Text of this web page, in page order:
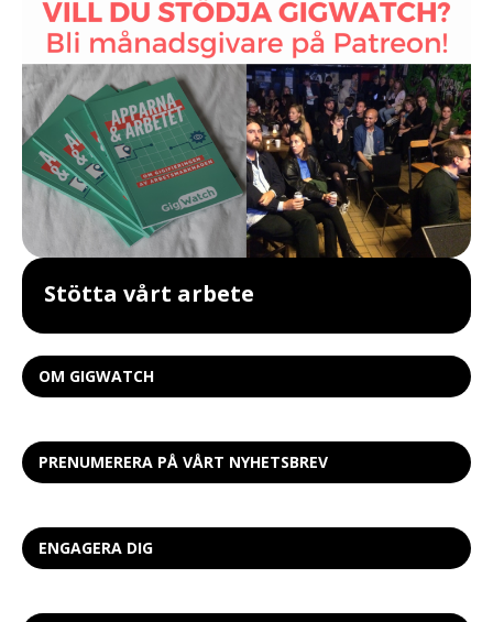
Stötta vårt arbete
OM GIGWATCH
PRENUMERERA PÅ VÅRT NYHETSBREV
ENGAGERA DIG